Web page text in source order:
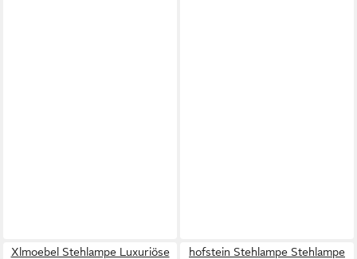
Xlmoebel Stehlampe Luxuriöse
hofstein Stehlampe Stehlampe